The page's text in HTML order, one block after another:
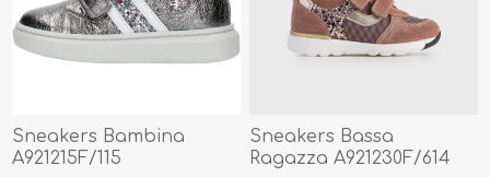
Sneakers Bambina
A921215F/115
Sneakers Bassa
Ragazza A921230F/614